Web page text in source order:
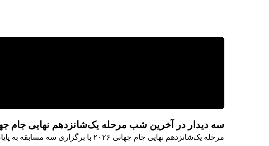
سه دیدار در آخرین شب مرحله یک‌شانزدهم نهایی جام جهانی
مرحله یک‌شانزدهم نهایی جام جهانی